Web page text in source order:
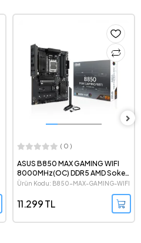
( 0 )
ASUS B850 MAX GAMING WIFI
8000MHz(OC) DDR5 AMD Soket
AM5 ATX Anakart
Ürün Kodu: B850-MAX-GAMING-WIFI
11.299 TL